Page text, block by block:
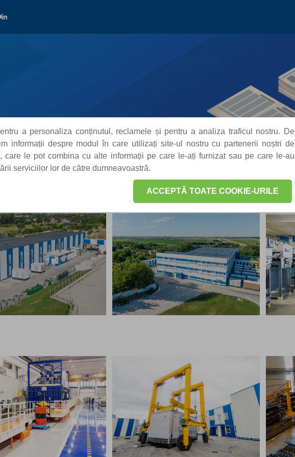
a personaliza conținutul, reclamele și pentru a analiza traficul nostru. De
informații despre modul în care utilizați site-ul nostru cu partenerii noștri de
care le pot combina cu alte informații pe care le-ați furnizat sau pe care le-au
serviciilor lor de către dumneavoastră.
ACCEPTĂ TOATE COOKIE-URILE